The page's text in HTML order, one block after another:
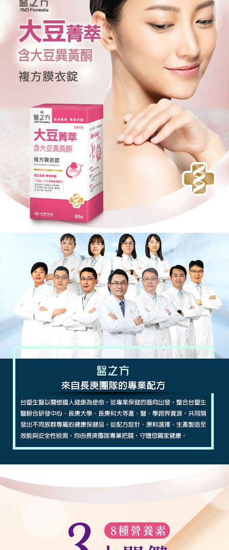
2.付款方式選擇「大哥付你分期」，訂單成立後會自動跳轉到大哥付的交易
流程，驗證手機門號後，選擇欲分期的期數、繳款截止日，確認付款後即完
成交易。
3.實際核准額度、可分期數及費用金額請依後續交易確認頁面所載為準。
4.訂單成立30分鐘內，如未前往確認交易或遇審核未通過，訂單將自動取
消。如遇「轉專審核」未通過狀況，表示未達大哥付你分期系統評分，恕無
法說明評估內容。
1.分期款項不併入電信帳單，「大哥付你分期」於每月結算日後寄送繳費提
2.透過簡訊連結打開帳單後，可選擇「超商條碼／台灣大直營門市／銀行轉
帳／街口支付／iPASS MONEY」等通路繳費。
【注意事項】
1.本服務係由「台灣大哥大股份有限公司」（以下簡稱本公司）所提供，讓
用戶於交易時，得透過本服務購買商品或服務，並由商店將買賣／分期付款
買賣價金債權讓與本公司後，依約使用本公司帳單繳交帳款。
2.基於同意付款使用「大哥付你分期」之契約關係目的，商店將以您的個人
資料（包含姓名、電話或地址）提供予台灣大哥大進項蒐集、處理及利用，
由本公司與您本人進行分期帳單所需資料之確認、核對及更正。
3.完整用戶服務條款，請詳閱以下連結：
https://oppay.tw/userRule
相關說明
【關於「AFTEE先享後付」】
AFTEE先享後付是「在收到商品之後才付款」的支付方式。 讓您購物簡單
便利好安心！
１．簡單：不需註冊會員、不需綁卡、不需儲值。
２．便利：只要手機號碼，簡訊認證，即可結帳。
３．安心：先確認商品／服務後，再付款。
【「AFTEE先享後付」結帳流程】
１．於結帳方式選擇「AFTEE先享後付」後，將跳轉至「AFTEE先享後付」
結帳頁面，進行簡訊認證並確認金額後，即可完成結帳。
２．訂單成立數日內，您將收到繳費通知簡訊。
３．收到繳費通知簡訊後14天內，點擊此簡訊中的連結，可透過四大超商／
ATM／網路銀行／等多元方式進行付款，方視為交易完成。
※ 請注意：結帳手續完成當下不需立刻繳費，但若您需要取消訂單，請聯絡
購買商品的店家。未經商家同意取消之訂單仍視為有效，需透過AFTEE先享
後付繳納相關費用。
※ 交易是否成功請以「AFTEE先享後付 」之結帳頁面顯示為準，若有關於
是否繳費成功／繳費後需取消欲退款等相關疑問，請聯繫「AFTEE先享後付
客戶支援中心」https://netprotections.freshdesk.com/support/home
【注意事項】
１．透過由恩沛科技股份有限公司提供之「AFTEE先享後付」服務完成之交
易，需依本服務之必要範圍內提供個人資料，並將交易相關給付款項請求債
權轉讓予恩沛科技股份有限公司。
２．關於個人資料處理事宜，請瀏覽以下網址：
https://aftee.tw/terms/#terms3
３．未成年的使用者請事先徵得法定代理人或監護人之同意方可使用
「AFTEE先享後付」，若未經同意申辦者引起之損失，本公司不負相關責
４．使用「AFTEE先享後付」時，將依據個別帳號之用戶狀況，依本公司即
時審查核予不同之上限額度；若仍有額度不足之情形，本公司將視審查結果
請求用戶進行身份認證。
５．嚴禁一人註冊多個帳號或使用他人資訊註冊。若發現惡意使用之情形，
恩沛科技股份有限公司將有權停止該用戶之使用額度並採取法律行動。
Hami Point
相關說明
「Hami Point」為中華電信所提供之點數服務，可於會員專區綁定中華電信
會員帳號後，即可在購物車使用 Hami Point 折抵消費金額 (1點等於1元)。
ATM付款
貨到付款
全家取貨付款
每筆NT$90，滿NT$1,000(含以上)免運費
付款後全家取貨
每筆NT$90，滿NT$1,000(含以上)免運費
萊爾富取貨付款
每筆NT$90，滿NT$1,000(含以上)免運費
付款後萊爾富取貨
每筆NT$90，滿NT$1,000(含以上)免運費
每筆NT$90，滿NT$1,000(含以上)免運費
付款後7-11取貨
每筆NT$90，滿NT$1,000(含以上)免運費
宅配
每筆NT$90，滿NT$1,000(含以上)免運費
貨到付款
每筆NT$90，滿NT$1,000(含以上)免運費